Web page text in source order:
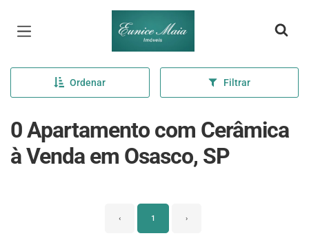
Página inicial
Ordenar Filtrar
0 Apartamento com Cerâmica
à Venda em Osasco, SP
‹ 1 ›